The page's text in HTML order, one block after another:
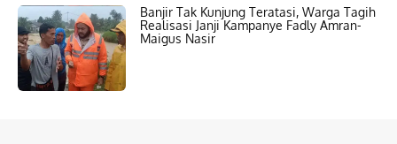
Banjir Tak Kunjung Teratasi, Warga Tagih
Realisasi Janji Kampanye Fadly Amran-
Maigus Nasir